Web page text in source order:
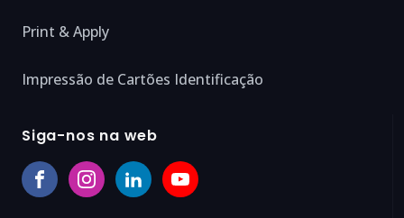
Print & Apply
Impressão de Cartões Identificação
Siga-nos na web